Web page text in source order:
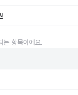
는 항목이에요.